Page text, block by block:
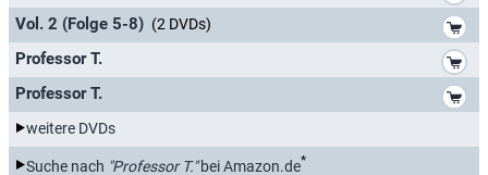
Vol. 2 (Folge 5-8) (2 DVDs)
Professor T.
Professor T.
weitere DVDs
Suche nach "Professor T."bei Amazon.de*